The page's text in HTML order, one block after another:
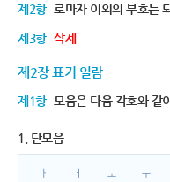
제2항 로마자 이외의 부호는
제3항 삭제
제2장 표기 일람
제1항 모음은 다음 각호와 같
1. 단모음
ㅏ
ㅓ
ㅗ
ㅜ